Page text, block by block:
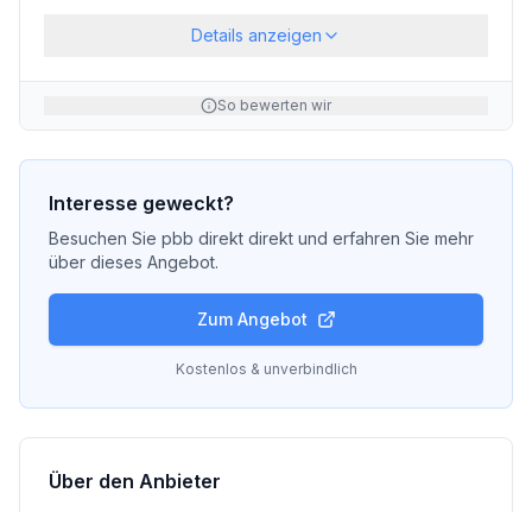
Details anzeigen
So bewerten wir
Interesse geweckt?
Besuchen Sie pbb direkt direkt und erfahren Sie mehr
über dieses Angebot.
Zum Angebot
Kostenlos & unverbindlich
Über den Anbieter